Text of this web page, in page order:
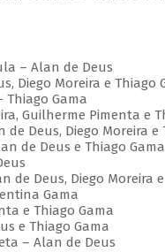
– Alan de Deus
Diego Moreira e Thiago
Thiago Gama
Guilherme Pimenta e
de Deus, Diego Moreira e
de Deus e Thiago Gama
de Deus, Diego Moreira
Gama
e Thiago Gama
e Thiago Gama
– Alan de Deus